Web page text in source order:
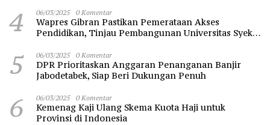
4 06/03/2025 0 Komentar
Wapres Gibran Pastikan Pemerataan Akses
Pendidikan, Tinjau Pembangunan Universitas Syekh
5 06/03/2025 0 Komentar
DPR Prioritaskan Anggaran Penanganan Banjir
Jabodetabek, Siap Beri Dukungan Penuh
6 06/03/2025 0 Komentar
Kemenag Kaji Ulang Skema Kuota Haji untuk
Provinsi di Indonesia